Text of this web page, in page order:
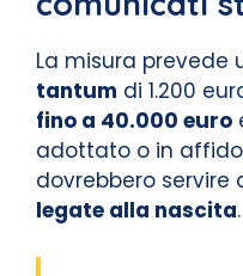
La misura prevede
tantum di 1.200
fino a 40.000 euro
adottato o in affido
dovrebbero servire
legate alla nascita.